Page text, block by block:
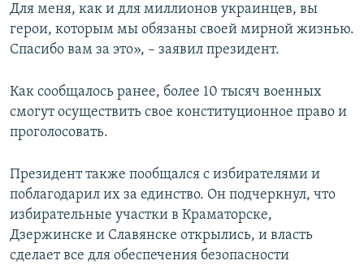
Для меня, как и для миллионов украинцев, вы
герои, которым мы обязаны своей мирной жизнью.
Спасибо вам за это», – заявил президент.
Как сообщалось ранее, более 10 тысяч военных
смогут осуществить свое конституционное право и
проголосовать.
Президент также пообщался с избирателями и
поблагодарил их за единство. Он подчеркнул, что
избирательные участки в Краматорске,
Дзержинске и Славянске открылись, и власть
сделает все для обеспечения безопасности